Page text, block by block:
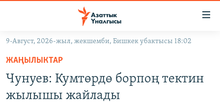
Навигацияга
өтүңүз
Издөөгө
салыңызКЫРГЫЗСТАН
ДҮЙНӨ
9-Август, 2026-жыл, жекшемби, Бишкек убактысы 18:02
ЖАҢЫЛЫКТАР
Чунуев: Кумтөрдө борпоң тектин
жылышы жайлады